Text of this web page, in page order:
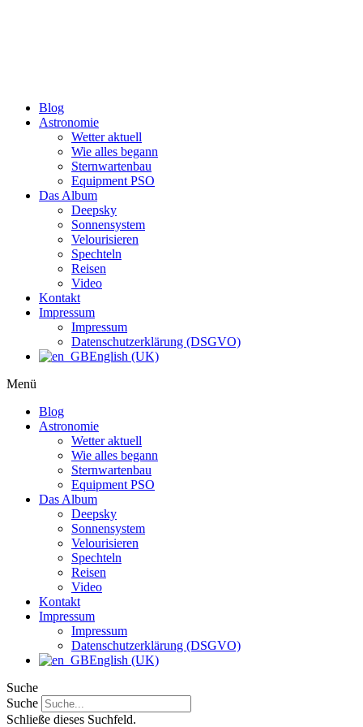
Blog
Astronomie
Wetter aktuell
Wie alles begann
Sternwartenbau
Equipment PSO
Das Album
Deepsky
Sonnensystem
Velourisieren
Spechteln
Reisen
Video
Kontakt
Impressum
Impressum
Datenschutzerklärung (DSGVO)
English (UK)
Menü
Blog
Astronomie
Wetter aktuell
Wie alles begann
Sternwartenbau
Equipment PSO
Das Album
Deepsky
Sonnensystem
Velourisieren
Spechteln
Reisen
Video
Kontakt
Impressum
Impressum
Datenschutzerklärung (DSGVO)
English (UK)
Suche
Suche
Schließe dieses Suchfeld.